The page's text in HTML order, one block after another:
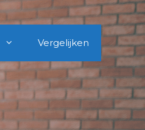
Vergelijken